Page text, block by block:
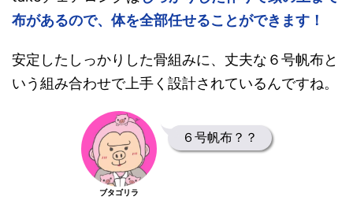
布があるので、体を全部任せることができます！
安定したしっかりした骨組みに、丈夫な６号帆布と
いう組み合わせで上手く設計されているんですね。
ブタゴリラ
６号帆布？？